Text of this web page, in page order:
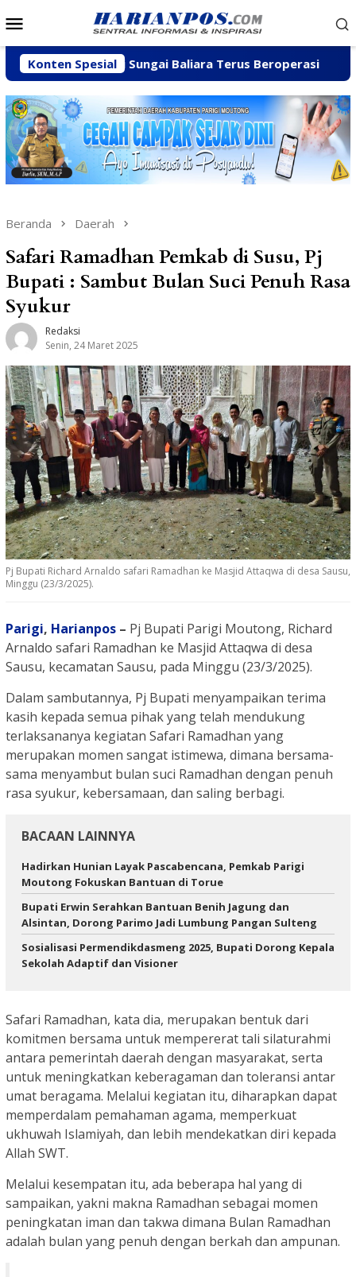
ke
Mobile
Konten Spesial
C di Sungai Baliara Terus Beroperasi Arpan
Beranda Daerah
Safari Ramadhan Pemkab di Susu, Pj
Bupati : Sambut Bulan Suci Penuh Rasa
Syukur
Redaksi
Senin, 24 Maret 2025
Pj Bupati Richard Arnaldo safari Ramadhan ke Masjid Attaqwa di desa Sausu,
Minggu (23/3/2025).
Parigi, Harianpos – Pj Bupati Parigi Moutong, Richard
Arnaldo safari Ramadhan ke Masjid Attaqwa di desa
Sausu, kecamatan Sausu, pada Minggu (23/3/2025).
Dalam sambutannya, Pj Bupati menyampaikan terima
kasih kepada semua pihak yang telah mendukung
terlaksananya kegiatan Safari Ramadhan yang
merupakan momen sangat istimewa, dimana bersama-
sama menyambut bulan suci Ramadhan dengan penuh
rasa syukur, kebersamaan, dan saling berbagi.
BACAAN LAINNYA
Hadirkan Hunian Layak Pascabencana, Pemkab Parigi
Moutong Fokuskan Bantuan di Torue
Bupati Erwin Serahkan Bantuan Benih Jagung dan
Alsintan, Dorong Parimo Jadi Lumbung Pangan Sulteng
Sosialisasi Permendikdasmeng 2025, Bupati Dorong Kepala
Sekolah Adaptif dan Visioner
Safari Ramadhan, kata dia, merupakan bentuk dari
komitmen bersama untuk mempererat tali silaturahmi
antara pemerintah daerah dengan masyarakat, serta
untuk meningkatkan keberagaman dan toleransi antar
umat beragama. Melalui kegiatan itu, diharapkan dapat
memperdalam pemahaman agama, memperkuat
ukhuwah Islamiyah, dan lebih mendekatkan diri kepada
Allah SWT.
Melalui kesempatan itu, ada beberapa hal yang di
sampaikan, yakni makna Ramadhan sebagai momen
peningkatan iman dan takwa dimana Bulan Ramadhan
adalah bulan yang penuh dengan berkah dan ampunan.